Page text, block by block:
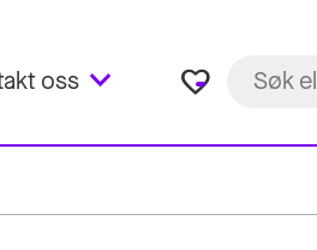
oss favorite_border